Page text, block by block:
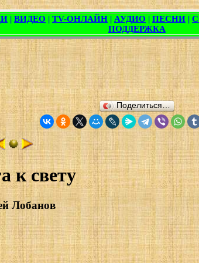
Поделиться…
к свету
Лобанов